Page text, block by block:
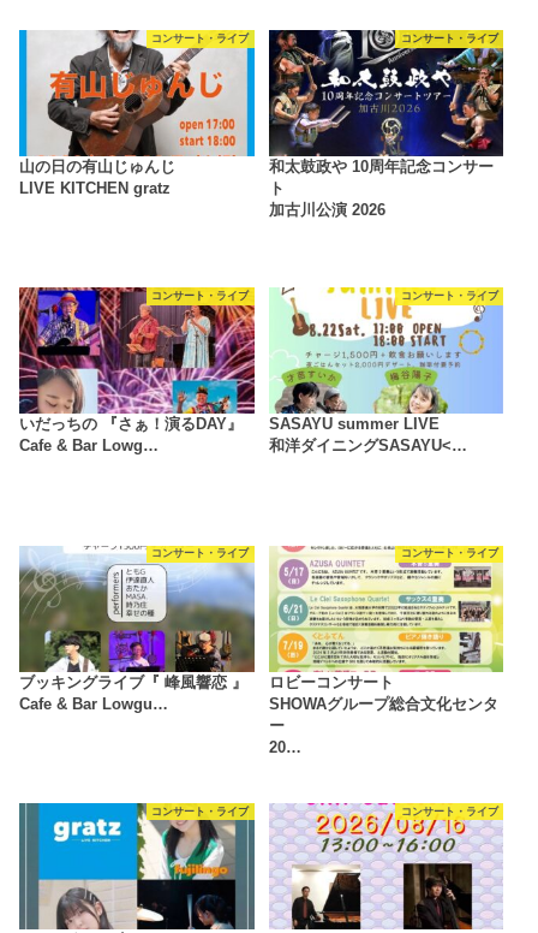
コンサート・ライブ
山の日の有山じゅんじ
LIVE KITCHEN gratz
コンサート・ライブ
和太鼓政や 10周年記念コンサー
ト
加古川公演 2026
コンサート・ライブ
いだっちの 『さぁ！演るDAY』
Cafe & Bar Lowg…
コンサート・ライブ
SASAYU summer LIVE
和洋ダイニングSASAYU<…
コンサート・ライブ
ブッキングライブ『 峰風響恋 』
Cafe & Bar Lowgu…
コンサート・ライブ
ロビーコンサート
SHOWAグループ総合文化センタ
ー
20…
コンサート・ライブ コンサート・ライブ